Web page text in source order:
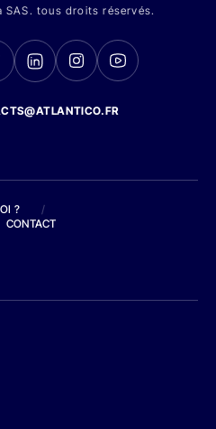
tous droits réservés.
?
/
CONTACT